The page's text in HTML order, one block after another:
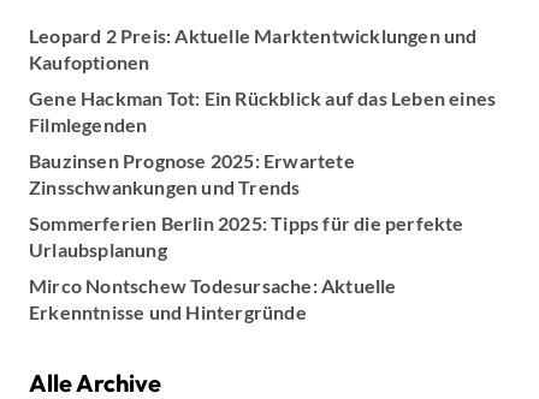
h
:
Leopard 2 Preis: Aktuelle Marktentwicklungen und
Kaufoptionen
Gene Hackman Tot: Ein Rückblick auf das Leben eines
Filmlegenden
Bauzinsen Prognose 2025: Erwartete
Zinsschwankungen und Trends
Sommerferien Berlin 2025: Tipps für die perfekte
Urlaubsplanung
Mirco Nontschew Todesursache: Aktuelle
Erkenntnisse und Hintergründe
Alle Archive